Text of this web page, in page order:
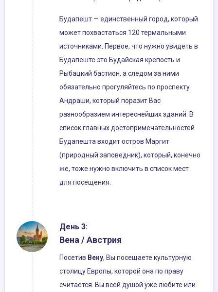
Будапешт — единственный город, который
может похвастаться 120 термальными
источниками. Первое, что нужно увидеть в
Будапеште это Будайская крепость и
Рыбацкий бастион, а следом за ними
обязательно прогуляйтесь по проспекту
Андраши, который поразит Вас
разнообразием интереснейших зданий. В
список главных достопримечательностей
Будапешта входит остров Маргит
(природный заповедник), который, конечно
же, тоже нужно включить в список мест
для посещения.
День 3:
Вена / Австрия
Посетив Вену, Вы посещаете культурную
столицу Европы, которой она по праву
считается. Вы всей душой уже любите или